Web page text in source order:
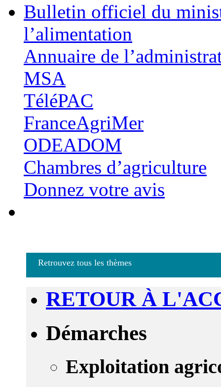
Bulletin officiel du
l’alimentation
Annuaire de
MSA
TéléPAC
FranceAgriMer
ODEADOM
Chambres d’agriculture
Donnez votre avis
Retrouvez tous les thèmes
RETOUR À
Démarches
Exploitation